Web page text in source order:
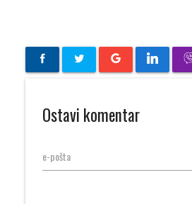
Ostavi komentar
e-pošta